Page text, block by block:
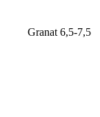
Granat 6,5-7,5